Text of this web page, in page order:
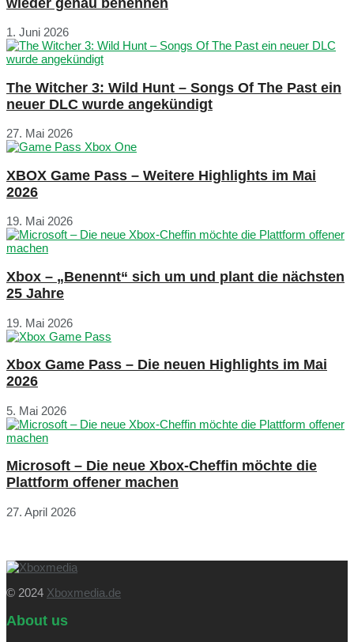
1. Juni 2026
The Witcher 3: Wild Hunt – Songs Of The Past ein
neuer DLC wurde angekündigt
27. Mai 2026
XBOX Game Pass – Weitere Highlights im Mai
2026
19. Mai 2026
Xbox – „Benennt“ sich um und plant die nächsten
25 Jahre
19. Mai 2026
Xbox Game Pass – Die neuen Highlights im Mai
2026
5. Mai 2026
Microsoft – Die neue Xbox-Cheffin möchte die
Plattform offener machen
27. April 2026
© 2024 Xboxmedia.de
About us